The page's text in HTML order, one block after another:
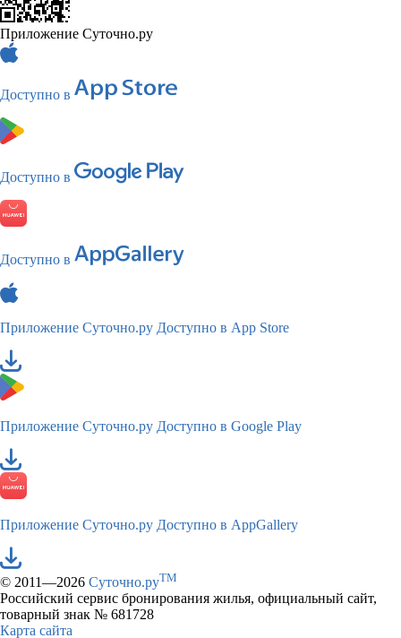
Приложение Суточно.ру
Доступно в
Доступно в
Доступно в
Приложение Суточно.ру Доступно в App Store
Приложение Суточно.ру Доступно в Google Play
Приложение Суточно.ру Доступно в AppGallery
© 2011—2026 Суточно.руTM
Российский сервис бронирования жилья, официальный сайт,
товарный знак № 681728
Карта сайта